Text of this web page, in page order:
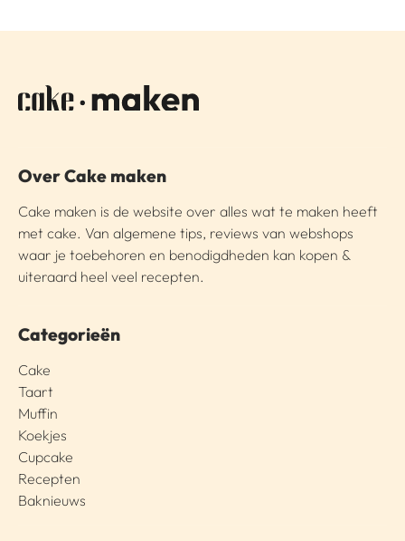
Over Cake maken
Cake maken is de website over alles wat te maken heeft
met cake. Van algemene tips, reviews van webshops
waar je toebehoren en benodigdheden kan kopen &
uiteraard heel veel recepten.
Categorieën
Cake
Taart
Muffin
Koekjes
Cupcake
Recepten
Baknieuws